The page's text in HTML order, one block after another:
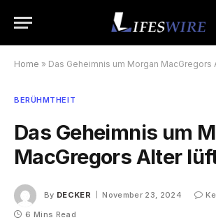
Home » Das Geheimnis um Morgan MacGregors
BERÜHMTHEIT
Das Geheimnis um
MacGregors Alter
By DECKER November 23, 2024
6 Mins Read